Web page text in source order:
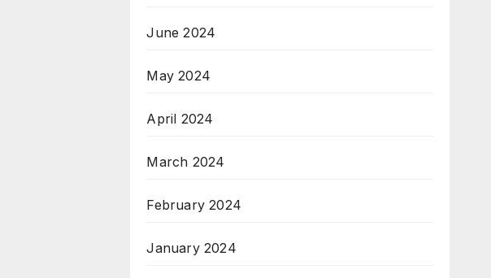
June 2024
May 2024
April 2024
March 2024
February 2024
January 2024